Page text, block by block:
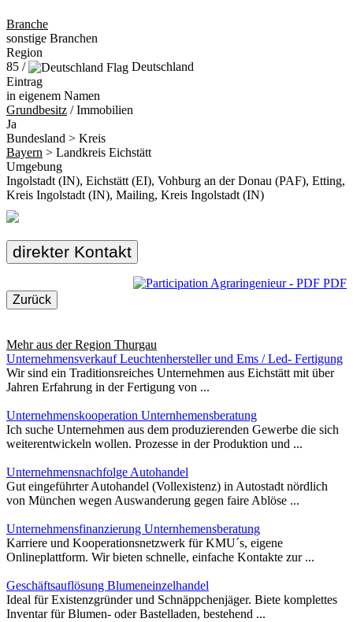
Branche
sonstige Branchen
Region
85 /
Deutschland
Eintrag
in eigenem Namen
Grundbesitz / Immobilien
Ja
Bundesland > Kreis
Bayern > Landkreis Eichstätt
Umgebung
Ingolstadt (IN), Eichstätt (EI), Vohburg an der Donau (PAF), Etting,
Kreis Ingolstadt (IN), Mailing, Kreis Ingolstadt (IN)
direkter Kontakt
PDF
Zurück
Mehr aus der Region Thurgau
Unternehmensverkauf Leuchtenhersteller und Ems / Led- Fertigung
Wir sind ein Traditionsreiches Unternehmen aus Eichstätt mit über
Jahren Erfahrung in der Fertigung von ...
Unternehmenskooperation Unternhemensberatung
Ich suche Unternehmen aus dem produzierenden Gewerbe die sich
weiterentwickeln wollen. Prozesse in der Produktion und ...
Unternehmensnachfolge Autohandel
Gut eingeführter Autohandel (Vollexistenz) in Autostadt nördlich
von München wegen Auswanderung gegen faire Ablöse ...
Unternehmensfinanzierung Unternhemensberatung
Karriere und Kooperationsnetzwerk für KMU´s, eigene
Onlineplattform. Wir bieten schnelle, einfache Kontakte zur ...
Geschäftsauflösung Blumeneinzelhandel
Ideal für Existenzgründer und Schnäppchenjäger. Biete komplettes
Inventar für Blumen- oder Bastelladen, bestehend ...